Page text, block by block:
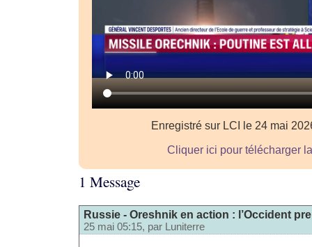
Enregistré sur LCI le 24 mai
Cliquer ici pour télécharger
1 Message
Russie - Oreshnik en action : l’Occident
25 mai 05:15, par Luniterre